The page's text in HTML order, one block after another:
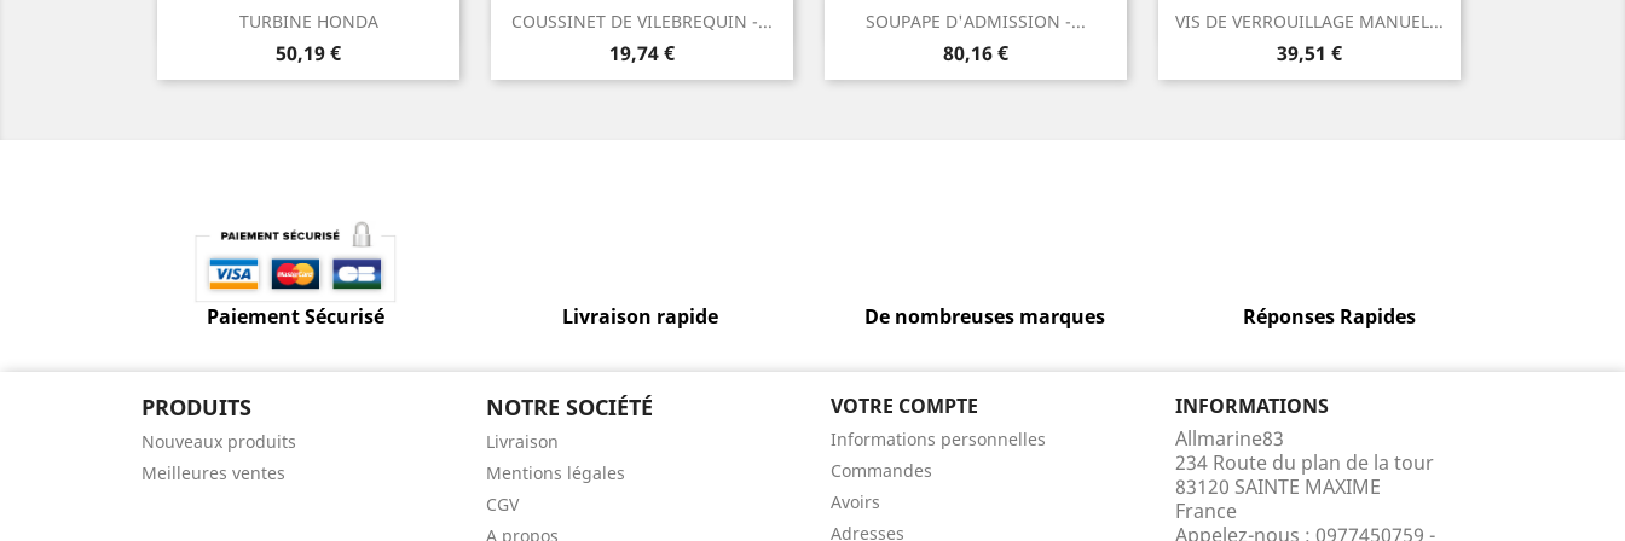
TURBINE HONDA
Prix
50,19 €
Aperçu rapide COUSSINET DE VILEBREQUIN -...
Prix
19,74 €
Aperçu rapide SOUPAPE D'ADMISSION -...
Prix
80,16 €
Aperçu rapide VIS DE VERROUILLAGE MANUEL...
Prix
39,51 €
Aperçu rapide
Paiement Sécurisé Livraison rapide De nombreuses marques Réponses Rapides
PRODUITS
Nouveaux produits
Meilleures ventes
NOTRE SOCIÉTÉ
Livraison
Mentions légales
CGV
A propos
VOTRE COMPTE
Informations personnelles
Commandes
Avoirs
Adresses
INFORMATIONS
Allmarine83
234 Route du plan de la tour
83120 SAINTE MAXIME
France
Appelez-nous : 0977450759 -